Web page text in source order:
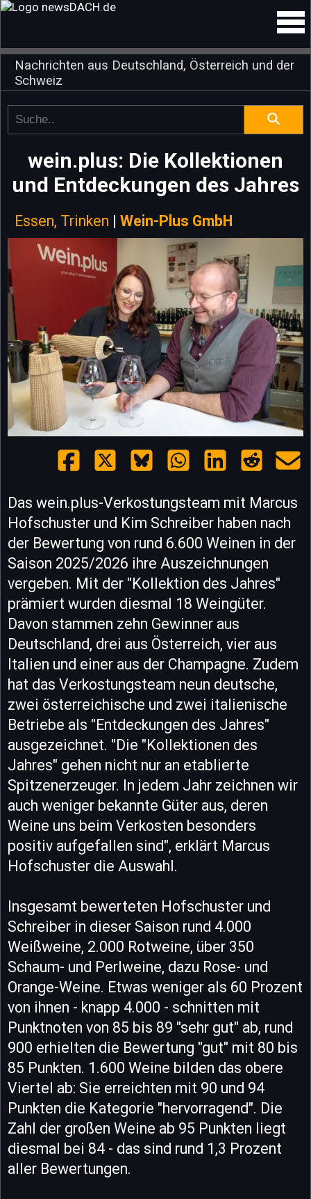
Nachrichten aus Deutschland, Österreich und der
Schweiz
wein.plus: Die Kollektionen
und Entdeckungen des Jahres
Essen, Trinken | Wein-Plus GmbH
Das wein.plus-Verkostungsteam mit Marcus
Hofschuster und Kim Schreiber haben nach
der Bewertung von rund 6.600 Weinen in der
Saison 2025/2026 ihre Auszeichnungen
vergeben. Mit der "Kollektion des Jahres"
prämiert wurden diesmal 18 Weingüter.
Davon stammen zehn Gewinner aus
Deutschland, drei aus Österreich, vier aus
Italien und einer aus der Champagne. Zudem
hat das Verkostungsteam neun deutsche,
zwei österreichische und zwei italienische
Betriebe als "Entdeckungen des Jahres"
ausgezeichnet. "Die "Kollektionen des
Jahres" gehen nicht nur an etablierte
Spitzenerzeuger. In jedem Jahr zeichnen wir
auch weniger bekannte Güter aus, deren
Weine uns beim Verkosten besonders
positiv aufgefallen sind", erklärt Marcus
Hofschuster die Auswahl.
Insgesamt bewerteten Hofschuster und
Schreiber in dieser Saison rund 4.000
Weißweine, 2.000 Rotweine, über 350
Schaum- und Perlweine, dazu Rose- und
Orange-Weine. Etwas weniger als 60 Prozent
von ihnen - knapp 4.000 - schnitten mit
Punktnoten von 85 bis 89 "sehr gut" ab, rund
900 erhielten die Bewertung "gut" mit 80 bis
85 Punkten. 1.600 Weine bilden das obere
Viertel ab: Sie erreichten mit 90 und 94
Punkten die Kategorie "hervorragend". Die
Zahl der großen Weine ab 95 Punkten liegt
diesmal bei 84 - das sind rund 1,3 Prozent
aller Bewertungen.